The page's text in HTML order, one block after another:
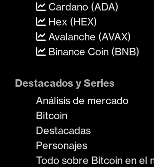
Cardano (ADA)
Hex (HEX)
Avalanche (AVAX)
Binance Coin (BNB)
Destacados y Series
Análisis de mercado
Bitcoin
Destacadas
Personajes
Todo sobre Bitcoin en el